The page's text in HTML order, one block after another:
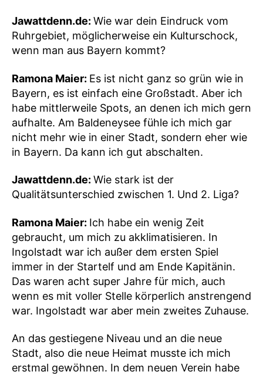
Jawattdenn.de: Wie war dein Eindruck vom
Ruhrgebiet, möglicherweise ein Kulturschock,
wenn man aus Bayern kommt?
Ramona Maier: Es ist nicht ganz so grün wie in
Bayern, es ist einfach eine Großstadt. Aber ich
habe mittlerweile Spots, an denen ich mich gern
aufhalte. Am Baldeneysee fühle ich mich gar
nicht mehr wie in einer Stadt, sondern eher wie
in Bayern. Da kann ich gut abschalten.
Jawattdenn.de: Wie stark ist der
Qualitätsunterschied zwischen 1. Und 2. Liga?
Ramona Maier: Ich habe ein wenig Zeit
gebraucht, um mich zu akklimatisieren. In
Ingolstadt war ich außer dem ersten Spiel
immer in der Startelf und am Ende Kapitänin.
Das waren acht super Jahre für mich, auch
wenn es mit voller Stelle körperlich anstrengend
war. Ingolstadt war aber mein zweites Zuhause.
An das gestiegene Niveau und an die neue
Stadt, also die neue Heimat musste ich mich
erstmal gewöhnen. In dem neuen Verein habe